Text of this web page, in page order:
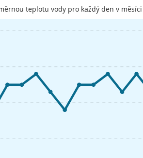
teplotu vody pro každý den v